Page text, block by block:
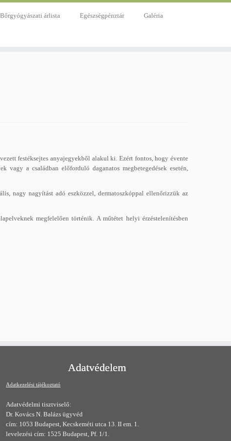
Bőrgyógyászati árlista Egészségpénztár
Galéria
festéksejtes anyajegyekből alakul ki. Ezért fontos, hogy évente
a családban előforduló daganatos megbetegedések esetén,
nagy nagyítást adó eszközzel, dermatoszkóppal ellenőrizzük az
megfelelően történik. A műtétet helyi érzéstelenítésben
Adatvédelem
Adatkezelési tájékoztató
Adatvédelmi tisztviselő:
Dr. Kovács N. Balázs ügyvéd
cím: 1053 Budapest, Kecskeméti utca 13. II em. 1.
levelezési cím: 1525 Budapest, Pf. 1/1.